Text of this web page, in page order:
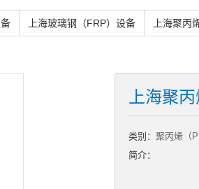
上海玻璃钢（FRP）设备 上海聚丙
上海聚
类别： 聚丙烯（
简介：